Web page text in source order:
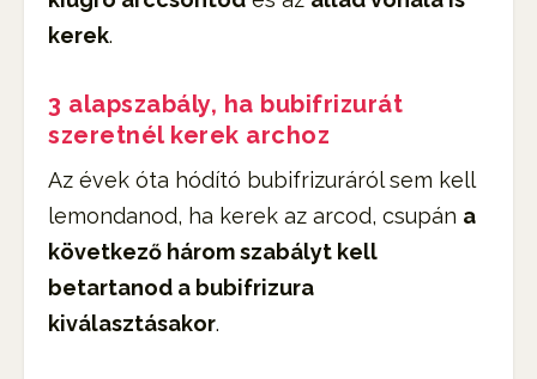
kerek.
3 alapszabály, ha bubifrizurát
szeretnél kerek archoz
Az évek óta hódító bubifrizuráról sem kell
lemondanod, ha kerek az arcod, csupán a
következő három szabályt kell
betartanod a bubifrizura
kiválasztásakor.